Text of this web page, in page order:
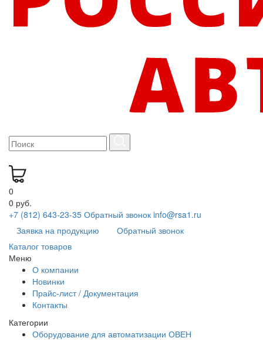
0
0 руб.
+7 (812) 643-23-35 Обратный звонок info@rsa1.ru
Заявка на продукцию
Обратный звонок
Каталог товаров
Меню
О компании
Новинки
Прайс-лист / Документация
Контакты
Категории
Оборудование для автоматизации ОВЕН